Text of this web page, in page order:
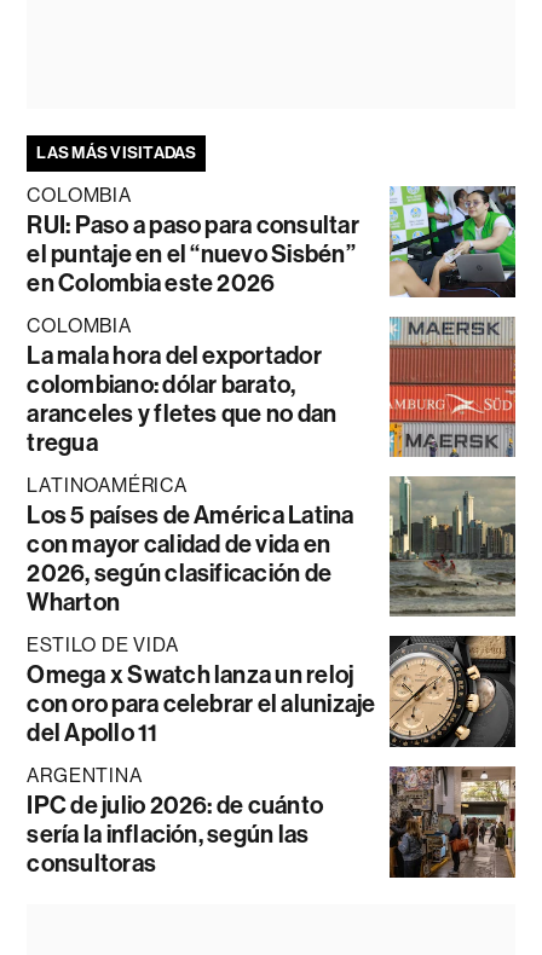
LAS MÁS VISITADAS
COLOMBIA
RUI: Paso a paso para consultar
el puntaje en el “nuevo Sisbén”
en Colombia este 2026
COLOMBIA
La mala hora del exportador
colombiano: dólar barato,
aranceles y fletes que no dan
tregua
LATINOAMÉRICA
Los 5 países de América Latina
con mayor calidad de vida en
2026, según clasificación de
Wharton
ESTILO DE VIDA
Omega x Swatch lanza un reloj
con oro para celebrar el alunizaje
del Apollo 11
ARGENTINA
IPC de julio 2026: de cuánto
sería la inflación, según las
consultoras